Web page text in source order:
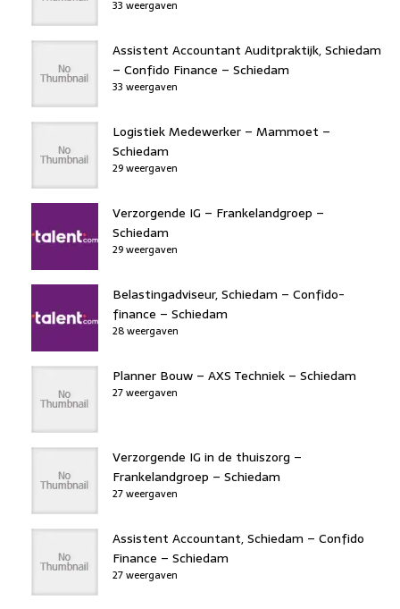
33 weergaven
Assistent Accountant Auditpraktijk, Schiedam
– Confido Finance – Schiedam
33 weergaven
Logistiek Medewerker – Mammoet –
Schiedam
29 weergaven
Verzorgende IG – Frankelandgroep –
Schiedam
29 weergaven
Belastingadviseur, Schiedam – Confido-
finance – Schiedam
28 weergaven
Planner Bouw – AXS Techniek – Schiedam
27 weergaven
Verzorgende IG in de thuiszorg –
Frankelandgroep – Schiedam
27 weergaven
Assistent Accountant, Schiedam – Confido
Finance – Schiedam
27 weergaven